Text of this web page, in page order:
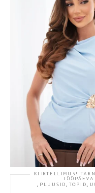
KIIRTELLIMUS!
TÖÖPÄEVA
, PLUUSID, TOPID,